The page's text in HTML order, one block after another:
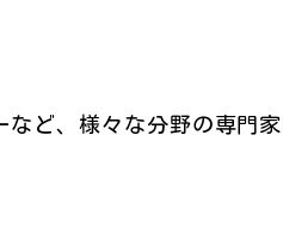
ど、様々な分野の専門